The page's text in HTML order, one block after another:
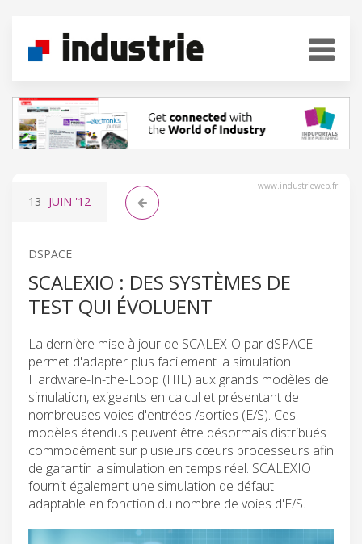
www.industrieweb.fr
13 JUIN '12
DSPACE
SCALEXIO : DES SYSTÈMES DE
TEST QUI ÉVOLUENT
La dernière mise à jour de SCALEXIO par dSPACE
permet d'adapter plus facilement la simulation
Hardware-In-the-Loop (HIL) aux grands modèles de
simulation, exigeants en calcul et présentant de
nombreuses voies d'entrées /sorties (E/S). Ces
modèles étendus peuvent être désormais distribués
commodément sur plusieurs cœurs processeurs afin
de garantir la simulation en temps réel. SCALEXIO
fournit également une simulation de défaut
adaptable en fonction du nombre de voies d'E/S.